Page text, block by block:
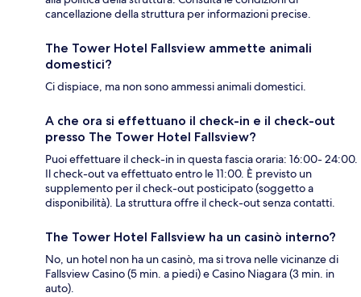
cancellazione della struttura per informazioni precise.
The Tower Hotel Fallsview ammette animali
domestici?
Ci dispiace, ma non sono ammessi animali domestici.
A che ora si effettuano il check-in e il check-out
presso The Tower Hotel Fallsview?
Puoi effettuare il check-in in questa fascia oraria: 16:00- 24:00.
Il check-out va effettuato entro le 11:00. È previsto un
supplemento per il check-out posticipato (soggetto a
disponibilità). La struttura offre il check-out senza contatti.
The Tower Hotel Fallsview ha un casinò interno?
No, un hotel non ha un casinò, ma si trova nelle vicinanze di
Fallsview Casino (5 min. a piedi) e Casino Niagara (3 min. in
auto).